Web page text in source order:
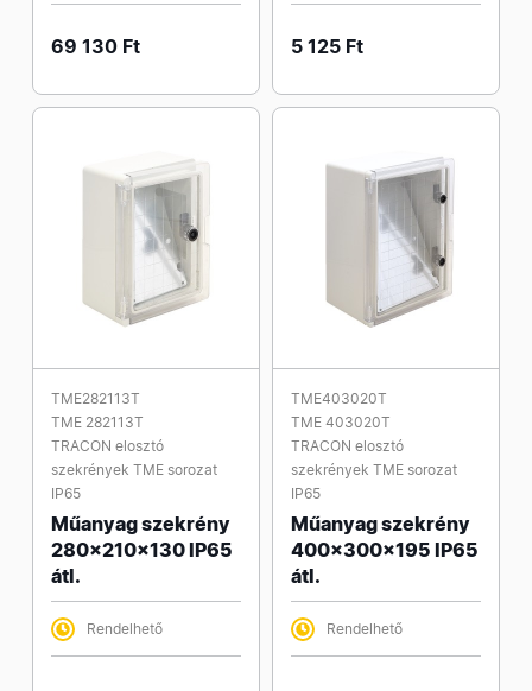
69 130 Ft 5 125 Ft
TME282113T
TME 282113T
TRACON elosztó
szekrények TME sorozat
IP65
Műanyag szekrény
280x210x130 IP65
átl.
Rendelhető
TME403020T
TME 403020T
TRACON elosztó
szekrények TME sorozat
IP65
Műanyag szekrény
400x300x195 IP65
átl.
Rendelhető